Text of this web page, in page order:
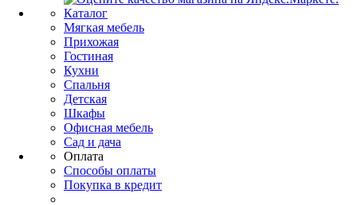
Каталог
Мягкая мебель
Прихожая
Гостиная
Кухни
Спальня
Детская
Шкафы
Офисная мебель
Сад и дача
Оплата
Способы оплаты
Покупка в кредит